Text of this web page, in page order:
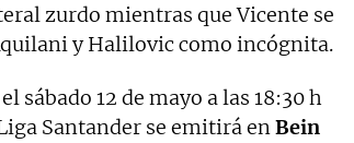
zurdo mientras que Vicente se
y Halilovic como incógnita.
sábado 12 de mayo a las 18:30 h
Santander se emitirá enBein